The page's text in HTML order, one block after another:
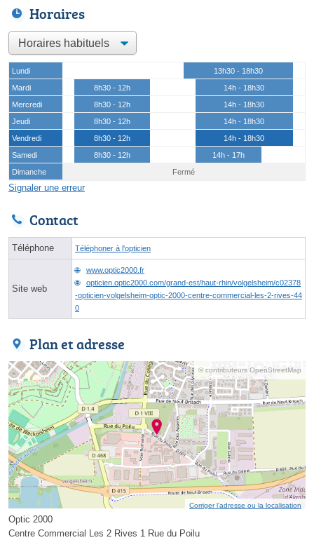
Horaires
Lundi
13h30 - 18h30
Mardi
8h30 - 12h
14h - 18h30
Mercredi
8h30 - 12h
14h - 18h30
Jeudi
8h30 - 12h
14h - 18h30
Vendredi
8h30 - 12h
14h - 18h30
Samedi
8h30 - 12h
14h - 17h
Dimanche
Fermé
Signaler une erreur
Contact
Téléphone Téléphoner à l'opticien
Site web
www.optic2000.fr
opticien.optic2000.com/grand-est/haut-rhin/volgelsheim/c02378
-opticien-volgelsheim-optic-2000-centre-commercial-les-2-rives-44
0
Plan et adresse
© contributeurs OpenStreetMap
Corriger l’adresse ou la localisation
Optic 2000
Centre Commercial Les 2 Rives 1 Rue du Poilu